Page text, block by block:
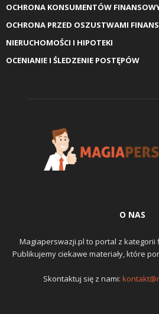
OCHRONA KONSUMENTÓW
OCHRONA PRZED OSZUSTWAMI
NIERUCHOMOŚCI I HIPOTEKI
OCENIANIE I ŚLEDZENIE POSTĘPÓW
O NAS
Magiaperswazji.pl to portal z
Publikujemy ciekawe materiały, które
Skontaktuj się z nami: